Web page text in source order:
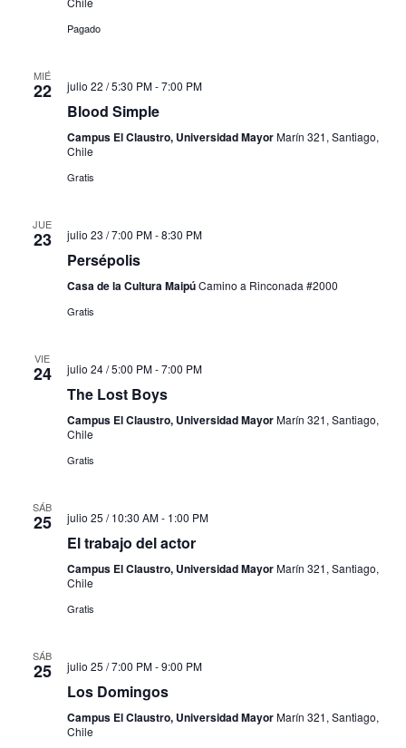
Pagado
MIÉ
22 julio 22 / 5:30 PM-7:00 PM
Blood Simple
Campus El Claustro, Universidad MayorMarín 321, Santiago,
Chile
Gratis
JUE
23 julio 23 / 7:00 PM-8:30 PM
Persépolis
Casa de la Cultura MaipúCamino a Rinconada #2000
Gratis
VIE
24 julio 24 / 5:00 PM-7:00 PM
The Lost Boys
Campus El Claustro, Universidad MayorMarín 321, Santiago,
Chile
Gratis
SÁB
25 julio 25 / 10:30 AM- 1:00 PM
El trabajo del actor
Campus El Claustro, Universidad MayorMarín 321, Santiago,
Chile
Gratis
SÁB
25 julio 25 / 7:00 PM-9:00 PM
Los Domingos
Campus El Claustro, Universidad MayorMarín 321, Santiago,
Chile